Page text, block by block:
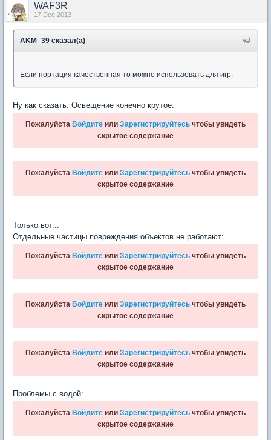
WAF3R
17 Dec 2013
AKM_39 сказал(а)
Если портация качественная то можно использовать для игр.
Ну как сказать. Освещение конечно крутое.
Пожалуйста Войдите или Зарегистрируйтесь чтобы увидеть
скрытое содержание
Пожалуйста Войдите или Зарегистрируйтесь чтобы увидеть
скрытое содержание
Только вот...
Отдельные частицы повреждения объектов не работают:
Пожалуйста Войдите или Зарегистрируйтесь чтобы увидеть
скрытое содержание
Пожалуйста Войдите или Зарегистрируйтесь чтобы увидеть
скрытое содержание
Пожалуйста Войдите или Зарегистрируйтесь чтобы увидеть
скрытое содержание
Проблемы с водой:
Пожалуйста Войдите или Зарегистрируйтесь чтобы увидеть
скрытое содержание